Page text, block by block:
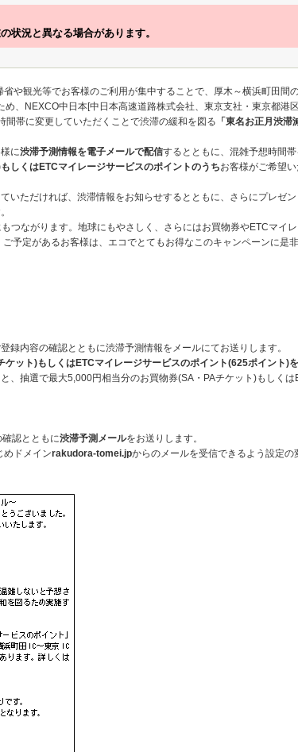
状況と異なる場合があります。
や観光等でお客様のご利用が集中することで、厚木～横浜町田間
、NEXCO中日本[中日本高速道路株式会社、東京支社・東京都港
帯に変更していただくことで渋滞の緩和を図る 「東名お正月渋
に渋滞予測情報を電子メールで配信するとともに、混雑予想時間
しくはETCマイレージサービスのポイントのうちお客様がご希望
いただければ、渋滞情報をお知らせするとともに、さらにプレゼ
つながります。地球にもやさしく、さらにはお買物券やETCマイ
予定があるお客様は、エコでとてもお得なこのキャンペーンに是
録内容の確認とともに渋滞予測情報をメールにてお送りします。
ット)もしくはETCマイレージサービスのポイント(625ポイント)
、抽選で最大5,000円相当分のお買物券(SA・PAチケット)もしく
認とともに渋滞予測メールをお送りします。
めドメインrakudora-tomei.jpからのメールを受信できるよう設定の